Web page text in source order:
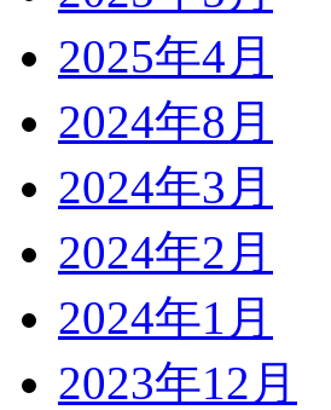
2025年4月
2024年8月
2024年3月
2024年2月
2024年1月
2023年12月